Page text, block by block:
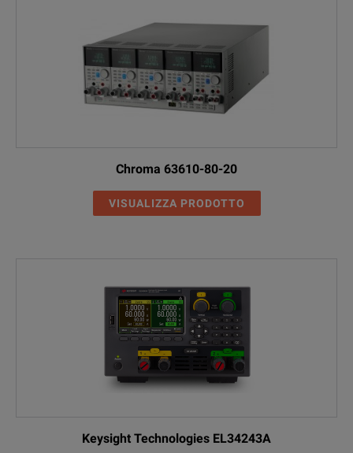
Chroma 63610-80-20
VISUALIZZA PRODOTTO
Keysight Technologies EL34243A